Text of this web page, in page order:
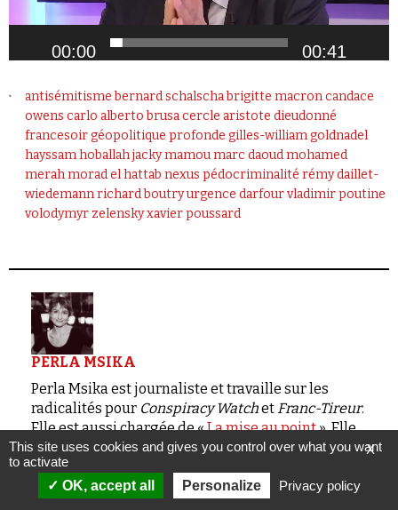
00:00 00:41
antisémitisme bernard schalschabrigitte macroncandace
owens carlo alberto brusacercle aristote dieudonné
francesoirgéopolitique profonde gilles-william goldnadel
hayssam hoballahjacky mamoumarc daoudmohamed
merahmorad el hattab nexus pédocriminalité rémy daillet-
wiedemannrichard boutryurgence darfourvladimir poutine
volodymyr zelenskyxavier poussard
PERLA MSIKA
Perla Msika est journaliste et travaille sur les
radicalités pour Conspiracy Watchet Franc-Tireur.
Elle est aussi chargée de «La mise au point». Elle
est aussi co-fondatrice de «La Perle », media
d'actualités culturelles en ligne.
X
This site uses cookies and gives you control over what you want
to activate
OK, accept all
Personalize Privacy policy